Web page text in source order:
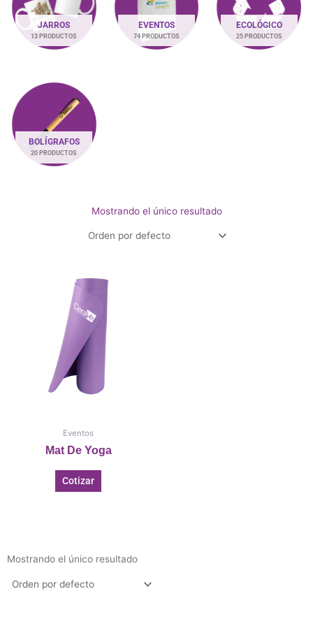
JARROS
13 PRODUCTOS
EVENTOS
74 PRODUCTOS
ECOLÓGICO
25 PRODUCTOS
BOLÍGRAFOS
20 PRODUCTOS
Mostrando el único resultado
Eventos
Mat De Yoga
Cotizar
Mostrando el único resultado